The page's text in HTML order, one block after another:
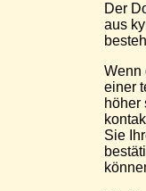
Der
aus
Wenn
einer
höher
Sie